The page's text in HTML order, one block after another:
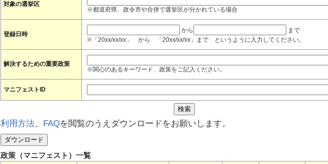
対象の選挙区
※都道府県、政令市や合併で選挙区が分かれている場合
登録日時
から
まで
※「20xx/xx/xx」 から 「20xx/xx/xx」まで というように入力してください。
解決するための重要政策
※関心のあるキーワード、政策をご記入ください。
マニフェストID
利用方法、 FAQを閲覧のうえダウンロードをお願いします。
政策（マニフェスト）一覧